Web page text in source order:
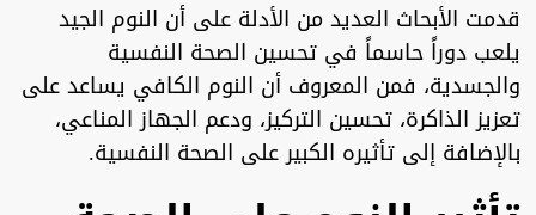
قدمت الأبحاث العديد من الأدلة على أن النوم الجيد
يلعب دوراً حاسماً في تحسين الصحة النفسية
والجسدية، فمن المعروف أن النوم الكافي يساعد على
تعزيز الذاكرة، تحسين التركيز، ودعم الجهاز المناعي،
بالإضافة إلى تأثيره الكبير على الصحة النفسية.